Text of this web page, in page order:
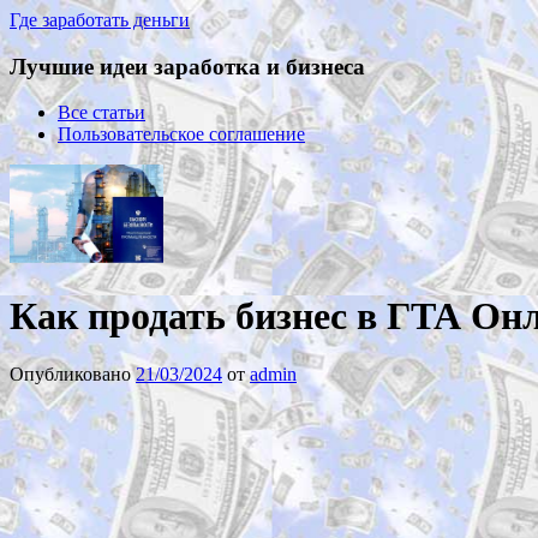
Где заработать деньги
Лучшие идеи заработка и бизнеса
Все статьи
Пользовательское соглашение
Как продать бизнес в ГТА
Опубликовано21/03/2024 отadmin